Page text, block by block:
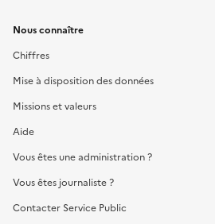
Nous connaître
Chiffres
Mise à disposition des données
Missions et valeurs
Aide
Vous êtes une administration ?
Vous êtes journaliste ?
Contacter Service Public